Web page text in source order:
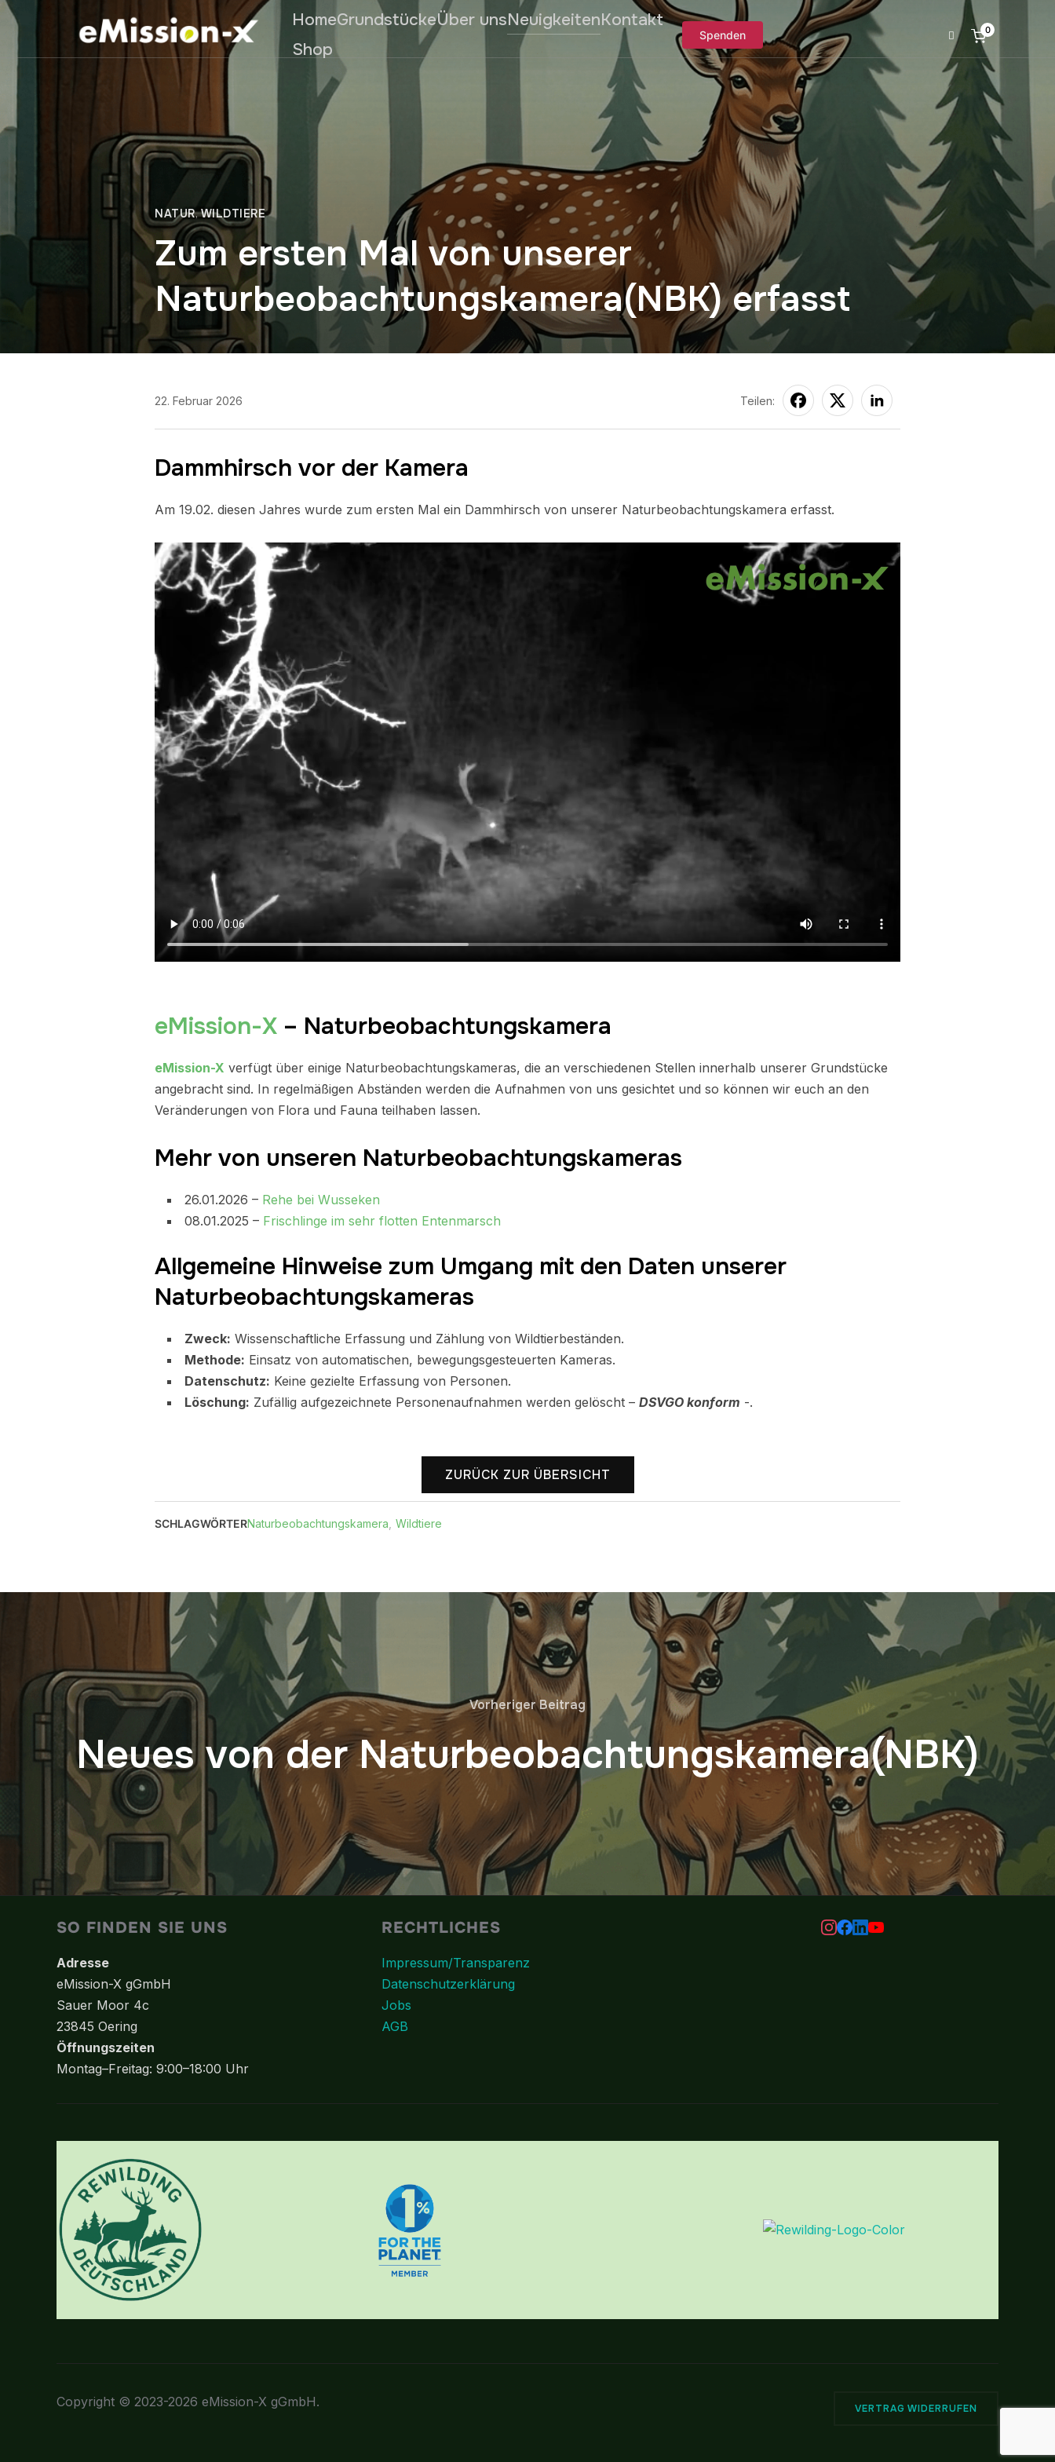
HomeGrundstückeÜber unsNeuigkeitenKontakt
Shop
Spenden 0
NATUR,WILDTIERE
Zum ersten Mal von unserer
Naturbeobachtungskamera(NBK) erfasst
22. Februar 2026 Teilen:
Dammhirsch vor der Kamera
Am 19.02. diesen Jahres wurde zum ersten Mal ein Dammhirsch von unserer Naturbeobachtungskamera erfasst.
eMission-X – Naturbeobachtungskamera
eMission-X verfügt über einige Naturbeobachtungskameras, die an verschiedenen Stellen innerhalb unserer Grundstücke
angebracht sind. In regelmäßigen Abständen werden die Aufnahmen von uns gesichtet und so können wir euch an den
Veränderungen von Flora und Fauna teilhaben lassen.
Mehr von unseren Naturbeobachtungskameras
26.01.2026 – Rehe bei Wusseken
08.01.2025 – Frischlinge im sehr flotten Entenmarsch
Allgemeine Hinweise zum Umgang mit den Daten unserer
Naturbeobachtungskameras
Zweck: Wissenschaftliche Erfassung und Zählung von Wildtierbeständen.
Methode: Einsatz von automatischen, bewegungsgesteuerten Kameras.
Datenschutz: Keine gezielte Erfassung von Personen.
Löschung: Zufällig aufgezeichnete Personenaufnahmen werden gelöscht – DSVGO konform -.
ZURÜCK ZUR ÜBERSICHT
SCHLAGWÖRTERNaturbeobachtungskamera Wildtiere
Vorheriger Beitrag
Neues von der Naturbeobachtungskamera(NBK)
SO FINDEN SIE UNS
Adresse
eMission-X gGmbH
Sauer Moor 4c
23845 Oering
Öffnungszeiten
Montag–Freitag: 9:00–18:00 Uhr
RECHTLICHES
Impressum/Transparenz
Datenschutzerklärung
Jobs
AGB
Copyright © 2023-2026 eMission-X gGmbH. VERTRAG WIDERRUFEN